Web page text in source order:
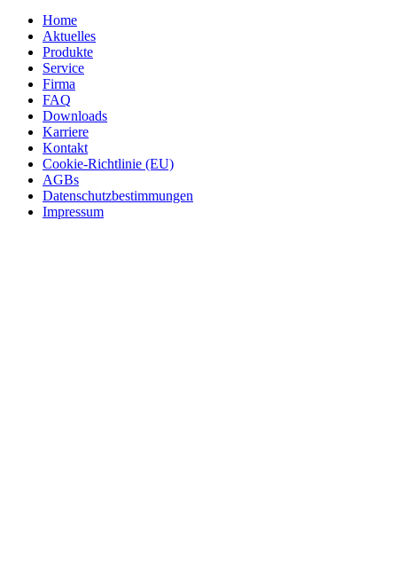
Home
Aktuelles
Produkte
Service
Firma
FAQ
Downloads
Karriere
Kontakt
Cookie-Richtlinie (EU)
AGBs
Datenschutzbestimmungen
Impressum